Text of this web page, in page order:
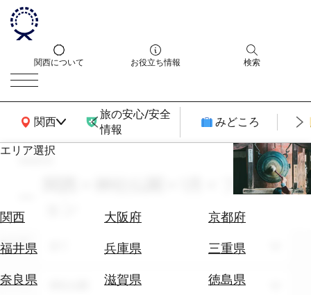
関西について お役立ち情報 検索
関西
関西広域MAP
旅の安心/安全
情報
みどころ
エリア選択
関西 大阪府
京都府
福井県
兵庫県
三重県
奈良県
滋賀県
徳島県
エ
券
テ
search
関西 × 神社仏閣 × 1月 × ファッシ
エリア
テーマ